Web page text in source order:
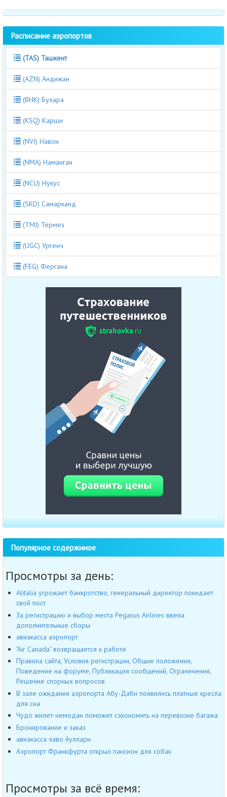
Расписание аэропортов
(TAS) Ташкент
(AZN) Андижан
(BHK) Бухара
(KSQ) Карши
(NVI) Навои
(NMA) Наманган
(NCU) Нукус
(SKD) Самарканд
(TMJ) Термез
(UGC) Ургенч
(FEG) Фергана
Популярное содержимое
Просмотры за день:
Alitalia угрожает банкротство, генеральный директор покидает
свой пост
За регистрацию и выбор места Pegasus Airlines ввела
дополнительные сборы
авиакасса аэропорт
"Air Canada" возвращается к работе
Правила сайта, Условия регистрации, Общие положения,
Поведение на форуме, Публикация сообщений, Ограничения,
Решение спорных вопросов
В зале ожидания аэропорта Абу-Даби появились платные кресла
для сна
Чудо жилет-чемодан поможет сэкономить на перевозке багажа
Бронирование и заказ
авиакасса хаво йуллари
Аэропорт Франкфурта открыл пансион для собак
Просмотры за всё время: